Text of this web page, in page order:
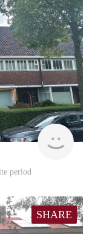
period
SHARE